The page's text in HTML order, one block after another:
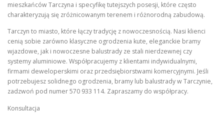
mieszkańców Tarczyna i specyfikę tutejszych posesji, które często
charakteryzują się zróżnicowanym terenem i różnorodną zabudową.
Tarczyn to miasto, które łączy tradycję z nowoczesnością. Nasi klienci
cenią sobie zarówno klasyczne ogrodzenia kute, eleganckie bramy
wjazdowe, jak i nowoczesne balustrady ze stali nierdzewnej czy
systemy aluminiowe. Współpracujemy z klientami indywidualnymi,
firmami deweloperskimi oraz przedsiębiorstwami komercyjnymi. Jeśli
potrzebujesz solidnego ogrodzenia, bramy lub balustrady w Tarczynie,
zadzwoń pod numer 570 933 114. Zapraszamy do współpracy.
Konsultacja